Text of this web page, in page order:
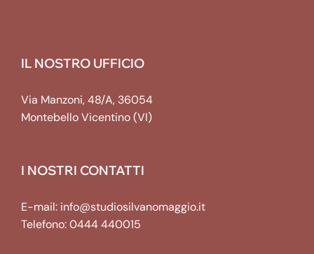
IL NOSTRO UFFICIO
Via Manzoni, 48/A, 36054
Montebello Vicentino (VI)
I NOSTRI CONTATTI
E-mail: info@studiosilvanomaggio.it
Telefono:0444 440015